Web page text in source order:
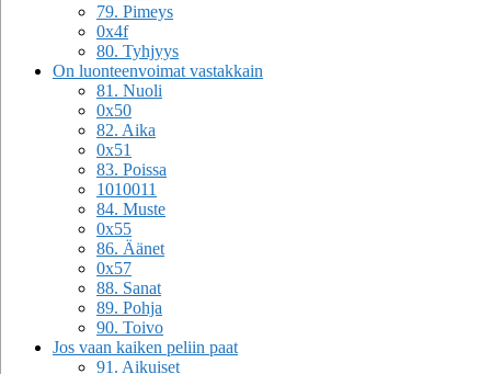
79. Pimeys
0x4f
80. Tyhjyys
On luonteenvoimat vastakkain
81. Nuoli
0x50
82. Aika
0x51
83. Poissa
1010011
84. Muste
0x55
86. Äänet
0x57
88. Sanat
89. Pohja
90. Toivo
Jos vaan kaiken peliin paat
91. Aikuiset